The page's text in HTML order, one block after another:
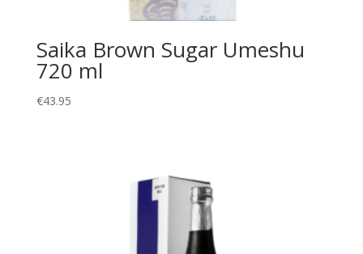
Saika Brown Sugar Umeshu
720 ml
€43.95